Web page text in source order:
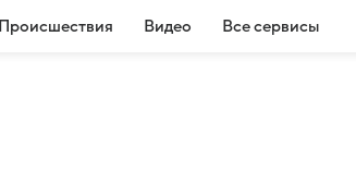
Происшествия Видео Все сервисы